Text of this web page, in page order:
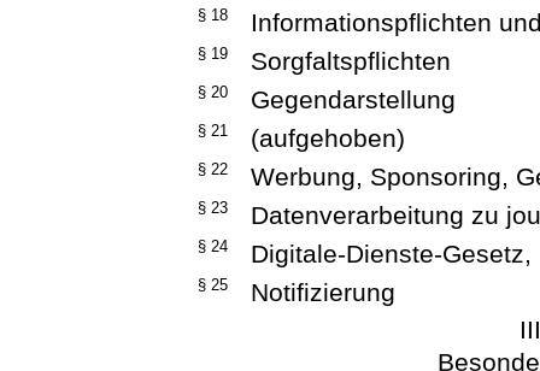
§ 18 Informationspflichten
§ 19 Sorgfaltspflichten
§ 20 Gegendarstellung
§ 21 (aufgehoben)
§ 22 Werbung, Sponsoring,
§ 23 Datenverarbeitung zu
§ 24 Digitale-Dienste-Gesetz,
§ 25
Notifizierung